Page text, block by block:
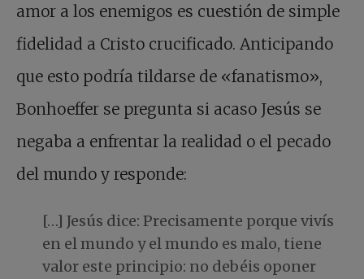
amor a los enemigos es cuestión de simple
fidelidad a Cristo crucificado. Anticipando
que esto podría tildarse de «fanatismo»,
Bonhoeffer se pregunta si acaso Jesús se
negaba a enfrentar la realidad o el pecado
del mundo y responde:
[…] Jesús dice: Precisamente porque vivís
en el mundo y el mundo es malo, tiene
valor este principio: no debéis oponer